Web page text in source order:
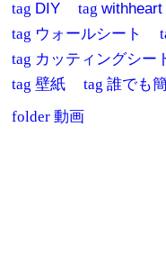
tag DIY tagwithheart
tag ウォールシート
tag カッティングシー
tag壁紙 tag誰でも
folder動画